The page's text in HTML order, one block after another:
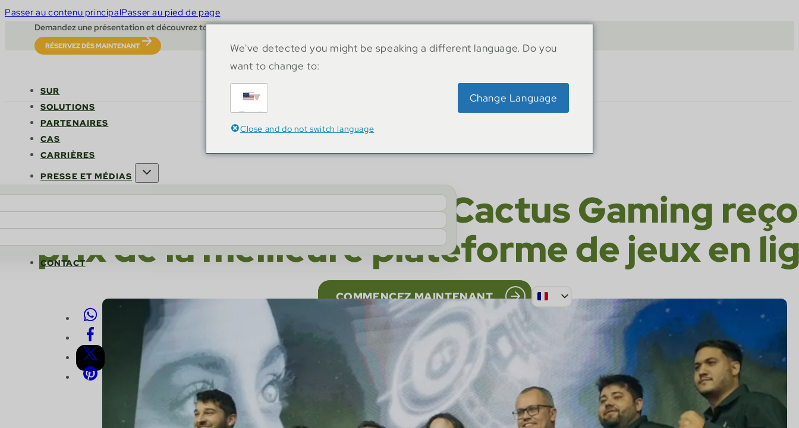
Passer au contenu principalPasser au pied de page
Demandez une présentation et découvrez tout le potentiel de notre écosystème.
RÉSERVEZ DÈS MAINTENANT
SUR
SOLUTIONS
PARTENAIRES
CAS
CARRIÈRES
PRESSE ET MÉDIAS
CONTACT
COMMENCEZ MAINTENANT
Le géant technologique Cactus Gaming
prix de la meilleure plateforme de jeux en
We've detected you might be speaking a different language. Do you
want to change to:
English
Change Language
Close and do not switch language